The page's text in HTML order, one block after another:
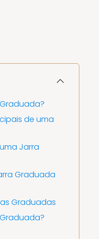
de uma
Jarra
Graduada
Graduadas